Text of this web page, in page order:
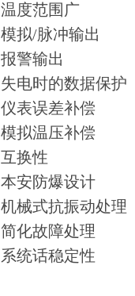
温度范围广
模拟/脉冲输出
报警输出
失电时的数据保护
仪表误差补偿
模拟温压补偿
互换性
本安防爆设计
机械式抗振动处理
简化故障处理
系统话稳定性